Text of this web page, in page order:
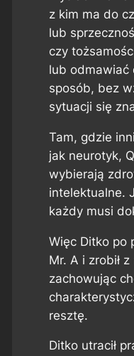
z kim ma do
lub
czy
lub odmawiać
sposób, bez
sytuacji się
Tam, gdzie
jak neurotyk,
wybierają
intelektualne.
każdy musi
Więc Ditko po
Mr. A i zrobił
zachowując
resztę.
Ditko utracił